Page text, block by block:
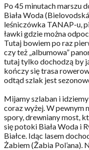
Po 45 minutach marszu
Biała Woda
leśniczówka TANAP-u,
ławki gdzie można
Tutaj bowiem po raz
czy też „albumowa”
tutaj tylko dochodzą by
kończy się trasa
odtąd szlak jest
Mijamy szlaban i
coraz wyżej. W pewnym
spory, drewniany most,
się potoki Biała Woda i
Białce. Idąc lasem
Żabiem (Žabia Pol’ana).